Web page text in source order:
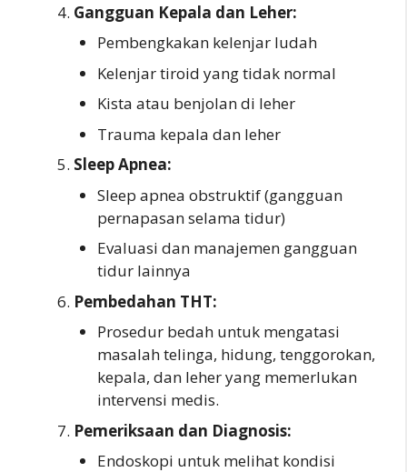
Gangguan Kepala dan Leher:
Pembengkakan kelenjar ludah
Kelenjar tiroid yang tidak normal
Kista atau benjolan di leher
Trauma kepala dan leher
Sleep Apnea:
Sleep apnea obstruktif (gangguan
pernapasan selama tidur)
Evaluasi dan manajemen gangguan
tidur lainnya
Pembedahan THT:
Prosedur bedah untuk mengatasi
masalah telinga, hidung, tenggorokan,
kepala, dan leher yang memerlukan
intervensi medis.
Pemeriksaan dan Diagnosis:
Endoskopi untuk melihat kondisi